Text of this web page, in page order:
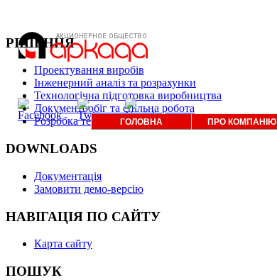
ГОЛОВНА ПРО КОМПАНІЮ
РІШЕННЯ
Проектування виробів
Інженерний аналіз та розрахунки
Технологічна підготовка виробництва
Документообіг та спільна робота
Розробка технічної документації
DOWNLOADS
Документація
Замовити демо-версію
НАВІГАЦІЯ ПО САЙТУ
Карта сайту
ПОШУК